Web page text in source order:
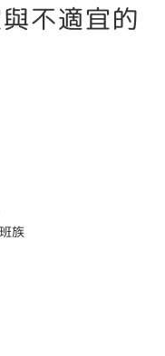
不適宜的
族